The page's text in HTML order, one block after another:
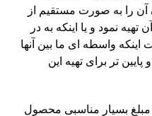
را به صورت مستقیم از
نمود و یا اینکه به در
واسطه ای ما بین آنها
تر برای تهیه این
مبلغ بسیار مناسبی محصول